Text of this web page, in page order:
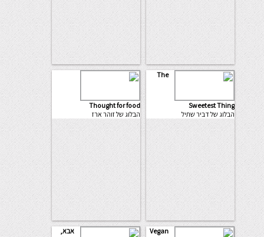
The
Sweetest Thing
הבלוג של דביר שתיל
Thought for food
הבלוג של זוהר ארז
Vegan
אבא,